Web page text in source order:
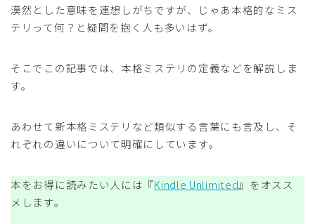
漠然とした意味を連想しがちですが、じゃあ本格的なミス
テリって何？と疑問を抱く人も多いはず。
そこでこの記事では、 本格ミステリの定義などを解説しま
す。
あわせて新本格ミステリなど類似する言葉にも言及し、そ
れぞれの違いについて明確にしています。
本をお得に読みたい人には『Kindle Unlimited』をオスス
メします。